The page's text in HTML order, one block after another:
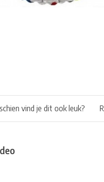
vind je dit ook leuk?